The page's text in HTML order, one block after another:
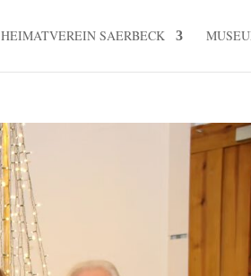
HEIMATVEREIN SAERBECK